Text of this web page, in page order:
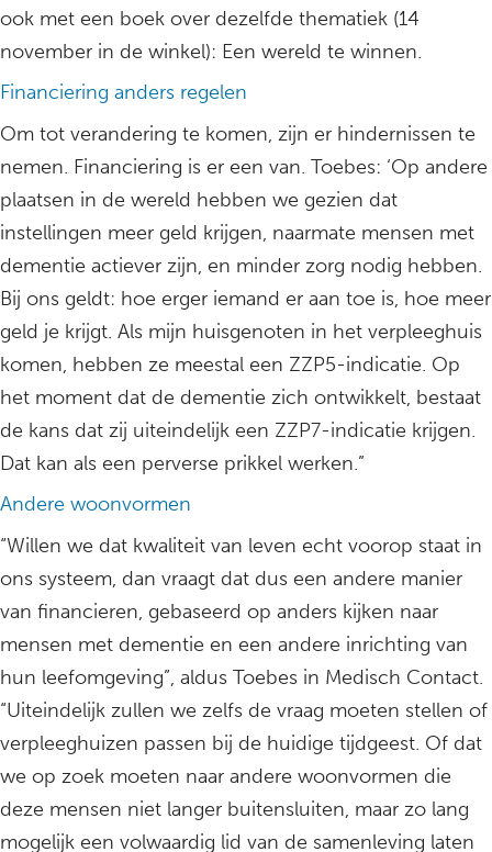
ook met een boek over dezelfde thematiek (14
november in de winkel): Een wereld te winnen.
Financiering anders regelen
Om tot verandering te komen, zijn er hindernissen te
nemen. Financiering is er een van. Toebes: ‘Op andere
plaatsen in de wereld hebben we gezien dat
instellingen meer geld krijgen, naarmate mensen met
dementie actiever zijn, en minder zorg nodig hebben.
Bij ons geldt: hoe erger iemand er aan toe is, hoe meer
geld je krijgt. Als mijn huisgenoten in het verpleeghuis
komen, hebben ze meestal een ZZP5-indicatie. Op
het moment dat de dementie zich ontwikkelt, bestaat
de kans dat zij uiteindelijk een ZZP7-indicatie krijgen.
Dat kan als een perverse prikkel werken.”
Andere woonvormen
“Willen we dat kwaliteit van leven echt voorop staat in
ons systeem, dan vraagt dat dus een andere manier
van financieren, gebaseerd op anders kijken naar
mensen met dementie en een andere inrichting van
hun leefomgeving”, aldus Toebes in Medisch Contact.
“Uiteindelijk zullen we zelfs de vraag moeten stellen of
verpleeghuizen passen bij de huidige tijdgeest. Of dat
we op zoek moeten naar andere woonvormen die
deze mensen niet langer buitensluiten, maar zo lang
mogelijk een volwaardig lid van de samenleving laten